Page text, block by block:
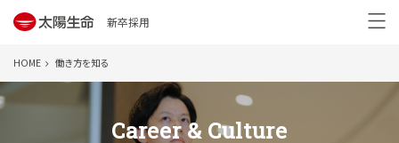
新卒採用
HOME 働き方を知る
Career & Culture